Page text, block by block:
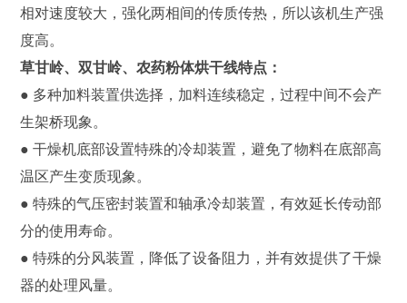
相对速度较大，强化两相间的传质传热，所以该机生产强
度高。
草甘岭、双甘岭、农药粉体烘干线特点：
● 多种加料装置供选择，加料连续稳定，过程中间不会产
生架桥现象。
● 干燥机底部设置特殊的冷却装置，避免了物料在底部高
温区产生变质现象。
● 特殊的气压密封装置和轴承冷却装置，有效延长传动部
分的使用寿命。
● 特殊的分风装置，降低了设备阻力，并有效提供了干燥
器的处理风量。